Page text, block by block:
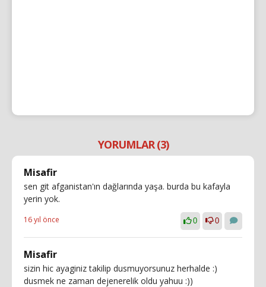
YORUMLAR (3)
Misafir
sen git afganistan'ın dağlarında yaşa. burda bu kafayla
yerin yok.
16 yıl önce 0 0
Misafir
sizin hic ayaginiz takilip dusmuyorsunuz herhalde :)
dusmek ne zaman dejenerelik oldu yahuu :))